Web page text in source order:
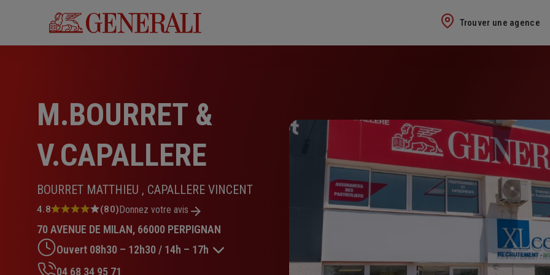
Trouver une agence
M.BOURRET &
V.CAPALLERE
BOURRET MATTHIEU , CAPALLERE VINCENT
Note
4.8
sur
5
étoiles
4.8 (80)Donnez votre avis
70 AVENUE DE MILAN, 66000 PERPIGNAN
Ouvert 08h30 – 12h30 / 14h – 17h
04 68 34 95 71